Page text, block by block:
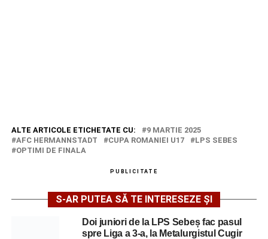
ALTE ARTICOLE ETICHETATE CU:
9 MARTIE 2025
AFC HERMANNSTADT
CUPA ROMANIEI U17
LPS SEBES
OPTIMI DE FINALA
PUBLICITATE
S-AR PUTEA SĂ TE INTERESEZE ȘI
Doi juniori de la LPS Sebeș fac pasul
spre Liga a 3-a, la Metalurgistul Cugir